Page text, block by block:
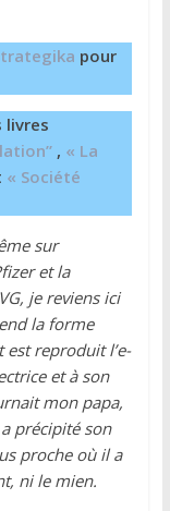
pour
livres
, « La
« Société
sur
et la
je reviens ici
la forme
est reproduit l’e-
et à son
mon papa,
précipité son
proche où il a
ni le mien.